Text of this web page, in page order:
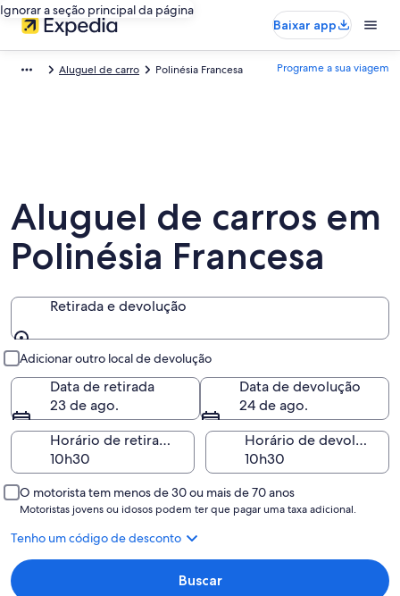
Ignorar a seção principal da página
Baixar app
Aluguel de carro Polinésia Francesa Programe a sua viagem
Aluguel de carros em
Polinésia Francesa
Retirada e devolução
Adicionar outro local de devolução
Data de retirada
23 de ago.
Data de devolução
24 de ago.
Horário de retirada
Horário de devolução
O motorista tem menos de 30 ou mais de 70 anos
Motoristas jovens ou idosos podem ter que pagar uma taxa adicional.
Tenho um código de desconto
Buscar